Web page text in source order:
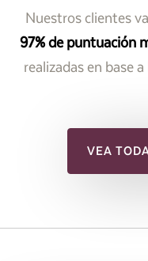
Nuestros clientes
97% de puntuación
realizadas en base
VEA